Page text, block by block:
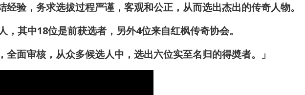
经验，务求选拔过程严谨，客观和公正，从而选出杰出的传奇人物。
，其中18位是前获选者，另外4位来自红枫传奇协会。
全面审核，从众多候选人中，选出六位实至名归的得奬者。」